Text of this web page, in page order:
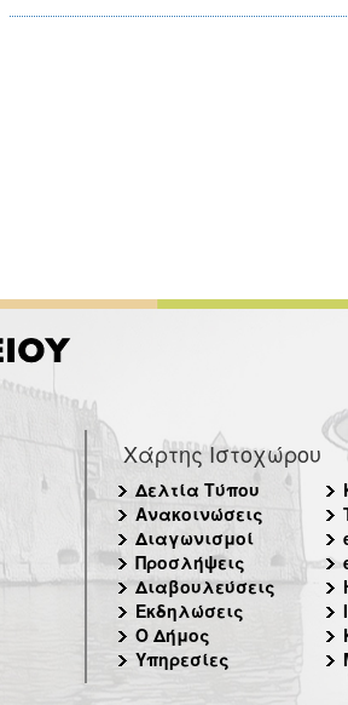
Χάρτης Ιστοχώρου
Δελτία Τύπου
Ανακοινώσεις
Διαγωνισμοί
Προσλήψεις
Διαβουλεύσεις
Εκδηλώσεις
Ο Δήμος
Υπηρεσίες